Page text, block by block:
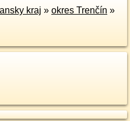
kraj » okres Trenčín »